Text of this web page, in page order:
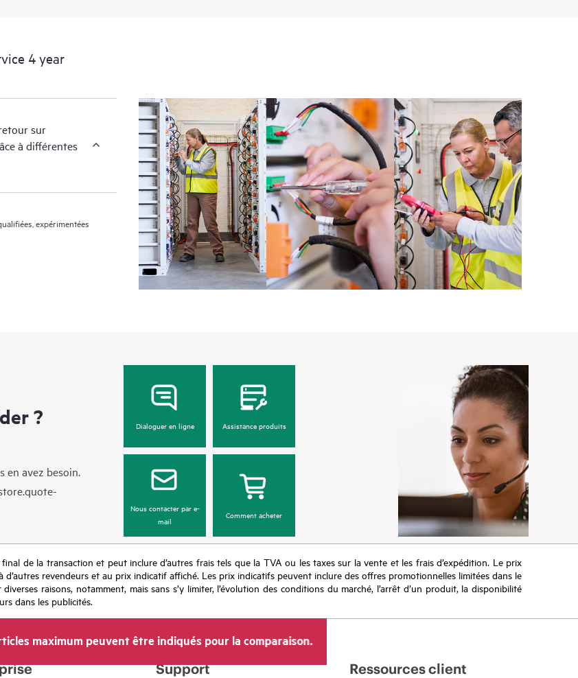
couverts par HPE Proactive Care pour identifier et résoudre les problèmes de
configuration. HPE Proactive Care génère également des rapports d’incidents
trimestriels pour vous aider à identifier les problèmes récurrents et vous éviter de les
reproduire.
4 year
sur
à différentes
expérimentées
?
en avez besoin.
Dialoguer en ligne Assistance produits
Nous contacter par e-
mail
Comment acheter
de la transaction et peut inclure d’autres frais tels que la TVA ou les taxes sur la vente et les frais d’expédition. Le prix
revendeurs et au prix indicatif affiché. Les prix indicatifs peuvent inclure des offres promotionnelles limitées dans le
raisons, notamment, mais sans s’y limiter, l’évolution des conditions du marché, l’arrêt d’un produit, la disponibilité
dans les publicités.
maximum peuvent être indiqués pour la comparaison.
Support Ressources client